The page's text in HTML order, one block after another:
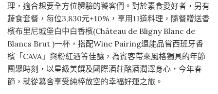
理，適合想要全方位體驗的饕客們。對於素食愛好者，另有
蔬食套餐，每位3,830元+10%，享用11道料理，隨餐贈送香
檳布里尼城堡白中白香檳(Château de Bligny Blanc de
Blancs Brut )一杯，搭配Wine Pairing還能品嘗西班牙香
檳「CAVA」與粉紅酒等佳釀，為賓客帶來風格獨具的年節
團聚時刻，以星級美饌及國際酒莊酩酒潤澤身心，今年春
節，就從慕舍享受純粹放空的幸福好運之旅。